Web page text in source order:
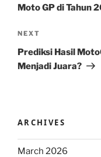
Moto GP di Tahun
Next
Post
NEXT
Prediksi Hasil
Menjadi Juara?
ARCHIVES
March 2026